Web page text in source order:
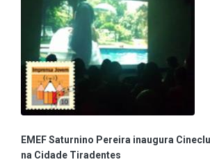
EMEF Saturnino Pereira inaugura
na Cidade Tiradentes